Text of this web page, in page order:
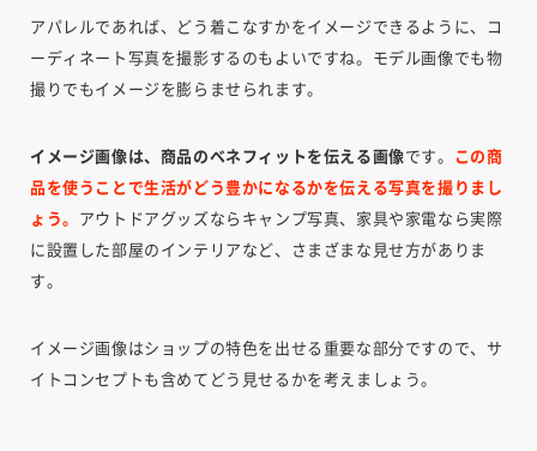
アパレルであれば、どう着こなすかをイメージできるように、コ
ーディネート写真を撮影するのもよいですね。モデル画像でも物
撮りでもイメージを膨らませられます。
イメージ画像は、商品のベネフィットを伝える画像です。
この商
品を使うことで生活がどう豊かになるかを伝える写真を撮りまし
ょう。 アウトドアグッズならキャンプ写真、家具や家電なら実際
に設置した部屋のインテリアなど、さまざまな見せ方がありま
す。
イメージ画像はショップの特色を出せる重要な部分ですので、サ
イトコンセプトも含めてどう見せるかを考えましょう。